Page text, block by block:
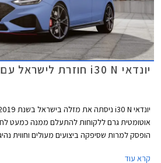
יונדאי i30 N חוזרת לישראל עם תיבה רובוטית
אוטומטית גרם ללקוחות להתעלם ממנה כמעט
הופסק למרות שסיפקה ביצועים מעולים וחווית
קרא עוד